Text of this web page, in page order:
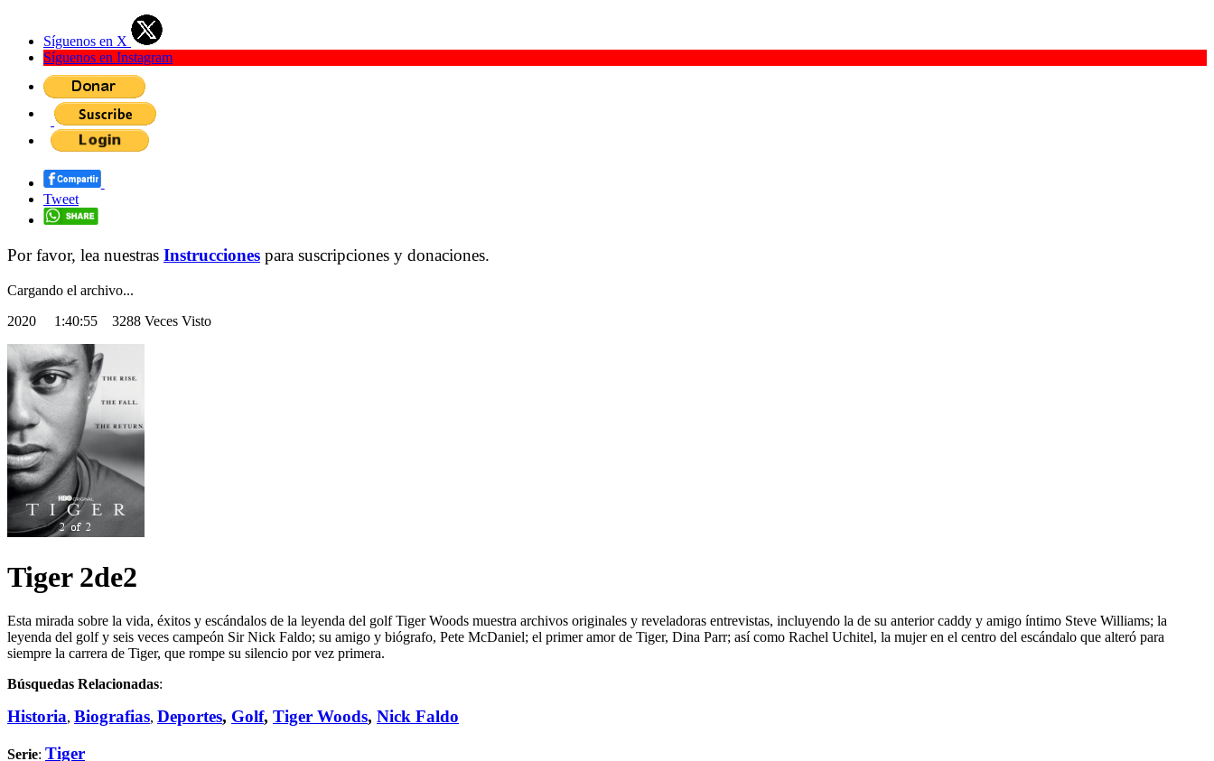
Síguenos en X
Síguenos en Instagram
Tweet
Por favor, lea nuestras Instrucciones para suscripciones y donaciones.
Cargando el archivo...
2020 1:40:55 3288 Veces Visto
Tiger 2de2
Esta mirada sobre la vida, éxitos y escándalos de la leyenda del golf Tiger Woods muestra archivos originales y reveladoras entrevistas, incluyendo la de su anterior caddy y amigo íntimo Steve Williams; la
leyenda del golf y seis veces campeón Sir Nick Faldo; su amigo y biógrafo, Pete McDaniel; el primer amor de Tiger, Dina Parr; así como Rachel Uchitel, la mujer en el centro del escándalo que alteró para
siempre la carrera de Tiger, que rompe su silencio por vez primera.
Búsquedas Relacionadas:
Historia, Biografias, Deportes, Golf, Tiger Woods, Nick Faldo
Serie: Tiger